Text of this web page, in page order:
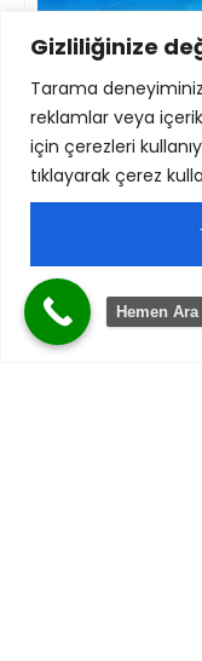
Gizliliğinize
Tarama
reklamlar veya
için çerezleri
tıklayarak çerez
16 TEMMUZ 2025
Muğla’da
Muğla, doğal
deniziyle Türkiye’nin
Hemen Ara